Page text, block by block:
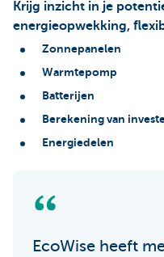
Krijg inzicht in je
energieopwekking,
Zonnepanelen
Warmtepomp
Batterijen
Berekening van
Energiedelen
EcoWise heeft